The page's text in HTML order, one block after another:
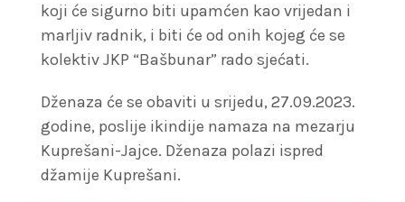
koji će sigurno biti upamćen kao vrijedan i
marljiv radnik, i biti će od onih kojeg će se
kolektiv JKP “Bašbunar” rado sjećati.
Dženaza će se obaviti u srijedu, 27.09.2023.
godine, poslije ikindije namaza na mezarju
Kuprešani-Jajce. Dženaza polazi ispred
džamije Kuprešani.